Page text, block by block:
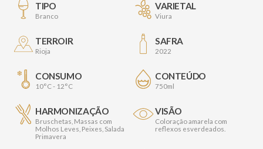
TIPO
Branco
VARIETAL
Viura
TERROIR
Rioja
SAFRA
2022
CONSUMO
10°C - 12°C
CONTEÚDO
750ml
HARMONIZAÇÃO
Bruschetas, Massas com
Molhos Leves, Peixes, Salada
Primavera
VISÃO
Coloração amarela com
reflexos esverdeados.